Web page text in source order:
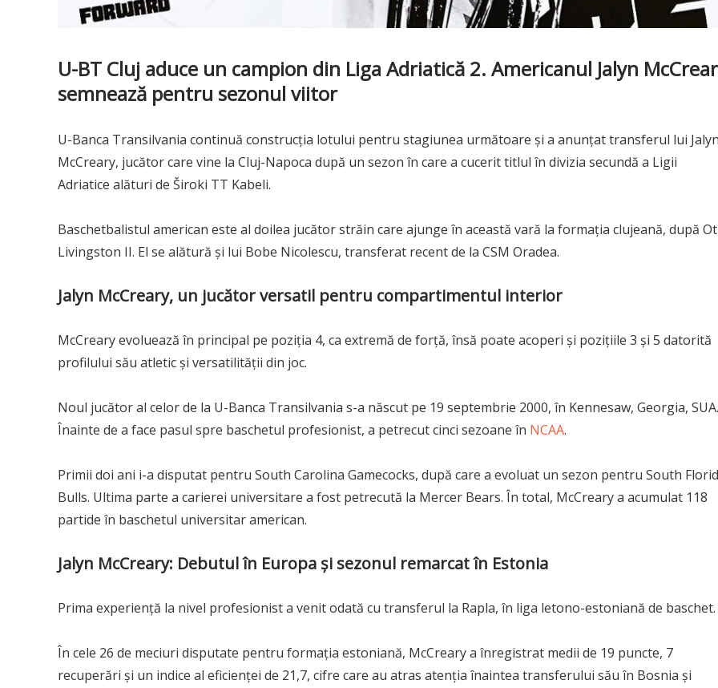
U-BT Cluj aduce un campion din Liga Adriatică 2. Americanul Jalyn
semnează pentru sezonul viitor
U-Banca Transilvania continuă construcția lotului pentru stagiunea următoare și a anunțat transferul lui
McCreary, jucător care vine la Cluj-Napoca după un sezon în care a cucerit titlul în divizia secundă a Ligii
Adriatice alături de Široki TT Kabeli.
Baschetbalistul american este al doilea jucător străin care ajunge în această vară la formația clujeană, după
Livingston II. El se alătură și lui Bobe Nicolescu, transferat recent de la CSM Oradea.
Jalyn McCreary, un jucător versatil pentru compartimentul interior
McCreary evoluează în principal pe poziția 4, ca extremă de forță, însă poate acoperi și pozițiile 3 și 5 datorită
profilului său atletic și versatilității din joc.
Noul jucător al celor de la U-Banca Transilvania s-a născut pe 19 septembrie 2000, în Kennesaw, Georgia, SUA.
Înainte de a face pasul spre baschetul profesionist, a petrecut cinci sezoane în NCAA.
Primii doi ani i-a disputat pentru South Carolina Gamecocks, după care a evoluat un sezon pentru South
Bulls. Ultima parte a carierei universitare a fost petrecută la Mercer Bears. În total, McCreary a acumulat 118
partide în baschetul universitar american.
Jalyn McCreary: Debutul în Europa și sezonul remarcat în Estonia
Prima experiență la nivel profesionist a venit odată cu transferul la Rapla, în liga letono-estoniană de baschet.
În cele 26 de meciuri disputate pentru formația estoniană, McCreary a înregistrat medii de 19 puncte, 7
recuperări și un indice al eficienței de 21,7, cifre care au atras atenția înaintea transferului său în Bosnia și